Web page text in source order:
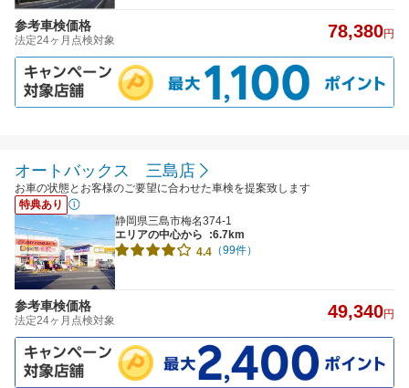
参考車検価格
法定24ヶ月点検対象 78,380円
オートバックス 三島店
お車の状態とお客様のご要望に合わせた車検を提案致します
特典あり
静岡県三島市梅名374-1
エリアの中心から
:6.7km
4.4 （99件）
参考車検価格
法定24ヶ月点検対象 49,340円